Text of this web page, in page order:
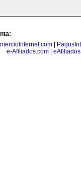
e-Afiliados.com|